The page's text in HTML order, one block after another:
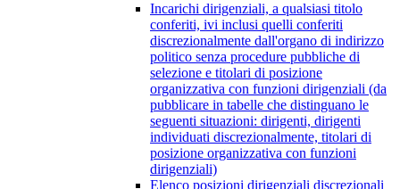
Incarichi dirigenziali, a qualsiasi titolo
conferiti, ivi inclusi quelli conferiti
discrezionalmente dall'organo di indirizzo
politico senza procedure pubbliche di
selezione e titolari di posizione
organizzativa con funzioni dirigenziali (da
pubblicare in tabelle che distinguano le
seguenti situazioni: dirigenti, dirigenti
individuati discrezionalmente, titolari di
posizione organizzativa con funzioni
dirigenziali)
Elenco posizioni dirigenziali discrezionali